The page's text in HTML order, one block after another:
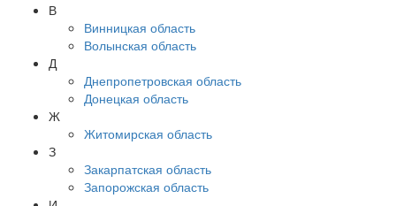
В
Винницкая область
Волынская область
Д
Днепропетровская область
Донецкая область
Ж
Житомирская область
З
Закарпатская область
Запорожская область